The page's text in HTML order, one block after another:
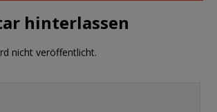
hinterlassen
nicht veröffentlicht.